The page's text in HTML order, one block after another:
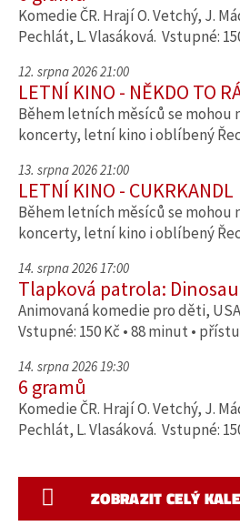
Komedie ČR. Hrají O. Vetchý, J.
Pechlát, L. Vlasáková. Vstupné:
12. srpna 2026 21:00
LETNÍ KINO - NĚKDO TO
Během letních měsíců se mohou
koncerty, letní kino i oblíbený
13. srpna 2026 21:00
LETNÍ KINO - CUKRKANDL
Během letních měsíců se mohou
koncerty, letní kino i oblíbený
14. srpna 2026 17:00
Tlapková patrola:
Animovaná komedie pro děti,
Vstupné: 150 Kč • 88 minut •
14. srpna 2026 19:30
6 gramů
Komedie ČR. Hrají O. Vetchý, J.
Pechlát, L. Vlasáková. Vstupné:
ZOBRAZIT CELÝ